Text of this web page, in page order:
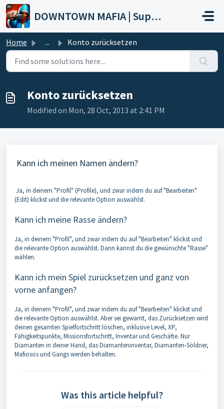
Skip to main content
DOWNTOWN MAFIA | Support
Home ... Konto zurücksetzen
Konto zurücksetzen
Modified on Mon, 28 Oct, 2013 at 2:41 PM
Kann ich meinen Namen ändern?
Ja, in deinem "Profil" (Profile), und zwar indem du auf "Bearbeiten"
(Edit) klickst und die relevante Option auswählst.
Kann ich meine Rasse ändern?
Ja, in deinem "Profil", und zwar indem du auf "Bearbeiten" klickst und
die relevante Option auswählst. Dann kannst du die gewünschte "Rasse"
wählen.
Kann ich mein Spiel zurücksetzen und ganz von
vorne anfangen?
Ja, in deinem "Profil", und zwar indem du auf "Bearbeiten" klickst und
die relevante Option auswählst. Aber sei gewarnt, das Zurücksetzen wird
deinen gesamten Spielfortschritt löschen, inklusive Level, XP,
Fähigkeitspunkte, Missionsfortschritt, Inventar und Geschäfte. Nur
Diamanten in deiner Hand, das Diamanteninventar, Diamanten-Söldner,
Mafiosos und Gangs werden behalten.
Was this article helpful?